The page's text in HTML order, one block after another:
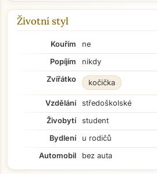
Životní styl
Kouřím
ne
Popíjím
nikdy
Zvířátko
kočička
Vzdělání
středoškolské
Živobytí
student
Bydlení
u rodičů
Automobil
bez auta